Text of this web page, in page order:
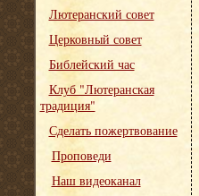
Лютеранский совет
Церковный совет
Библейский час
Клуб "Лютеранская
традиция"
Сделать пожертвование
Проповеди
Наш видеоканал